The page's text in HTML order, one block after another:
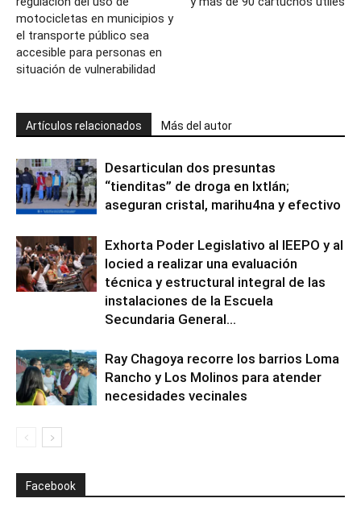
motocicletas en municipios y
el transporte público sea
accesible para personas en
situación de vulnerabilidad
Artículos relacionados Más del autor
Desarticulan dos presuntas
“tienditas” de droga en Ixtlán;
aseguran cristal, marihu4na y efectivo
Exhorta Poder Legislativo al IEEPO y al
Iocied a realizar una evaluación
técnica y estructural integral de las
instalaciones de la Escuela
Secundaria General...
Ray Chagoya recorre los barrios Loma
Rancho y Los Molinos para atender
necesidades vecinales
Facebook